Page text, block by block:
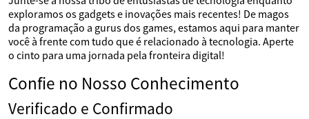
exploramos os gadgets e inovações mais recentes! De magos
da programação a gurus dos games, estamos aqui para manter
você à frente com tudo que é relacionado à tecnologia. Aperte
o cinto para uma jornada pela fronteira digital!
Confie no Nosso Conhecimento
Verificado e Confirmado